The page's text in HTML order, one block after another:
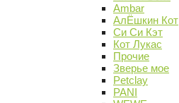
Ambar
АлЁшкин Кот
Си Си Кэт
Кот Лукас
Прочие
Зверье мое
Petclay
PANI